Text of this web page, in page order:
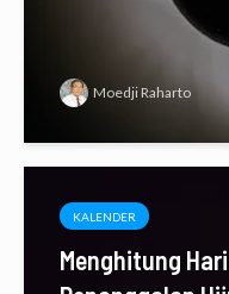
Moedji Raharto
KALENDER
Menghitung